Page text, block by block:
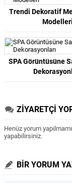
Trendi Dekoratif
Modelleri
SPA Görüntüsüne
ZİYARETÇİ
Henüz yorum
yapabilirsiniz.
BİR YORUM